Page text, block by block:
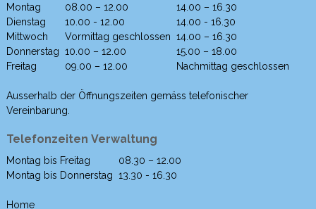
Wochentag Morgen Nachmittag
Montag 08.00 – 12.00
14.00 – 16.30
Dienstag
10.00 - 12.00
14.00 - 16.30
Mittwoch
Vormittag geschlossen 14.00 – 16.30
Donnerstag 10.00 – 12.00
15.00 – 18.00
Freitag
09.00 – 12.00 Nachmittag geschlossen
Ausserhalb der Öffnungszeiten gemäss telefonischer
Vereinbarung.
Telefonzeiten Verwaltung
Wochentag Morgen Nachmittag
Montag bis Freitag
08.30 – 12.00
Montag bis Donnerstag 13.30 - 16.30
Home